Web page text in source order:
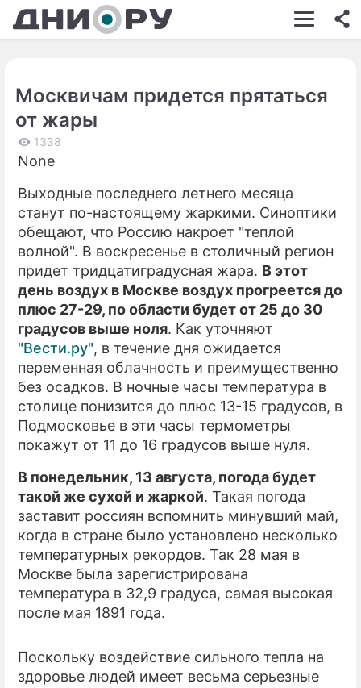
ШОУ-БИЗНЕС
КИНО
ЭКОНОМИКА
ПРОИСШЕСТВИЯ
СОННИК
СТИЛЬ ЖИЗНИ
СЕРИАЛЫ
ИГРЫ
ПРЕСС-РЕЛИЗЫ
О ПРОЕКТЕ
Москвичам придется прятаться
от жары
1338
None
Выходные последнего летнего месяца
станут по-настоящему жаркими. Синоптики
обещают, что Россию накроет "теплой
волной". В воскресенье в столичный регион
придет тридцатиградусная жара. В этот
день воздух в Москве воздух прогреется до
плюс 27-29, по области будет от 25 до 30
градусов выше ноля. Как уточняют
"Вести.ру", в течение дня ожидается
переменная облачность и преимущественно
без осадков. В ночные часы температура в
столице понизится до плюс 13-15 градусов, в
Подмосковье в эти часы термометры
покажут от 11 до 16 градусов выше нуля.
В понедельник, 13 августа, погода будет
такой же сухой и жаркой. Такая погода
заставит россиян вспомнить минувший май,
когда в стране было установлено несколько
температурных рекордов. Так 28 мая в
Москве была зарегистрирована
температура в 32,9 градуса, самая высокая
после мая 1891 года.
Поскольку воздействие сильного тепла на
здоровье людей имеет весьма серьезные